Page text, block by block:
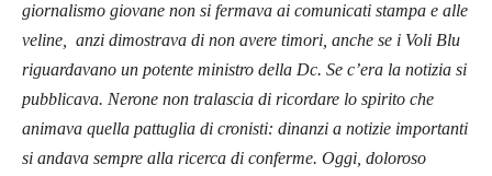
giornalismo giovane non si fermava ai comunicati stampa e alle
veline, anzi dimostrava di non avere timori, anche se i Voli Blu
riguardavano un potente ministro della Dc. Se c’era la notizia si
pubblicava. Nerone non tralascia di ricordare lo spirito che
animava quella pattuglia di cronisti: dinanzi a notizie importanti
si andava sempre alla ricerca di conferme. Oggi, doloroso